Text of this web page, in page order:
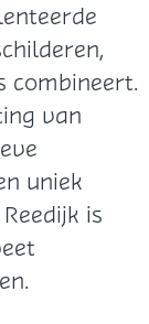
combineert.
van
uniek
is